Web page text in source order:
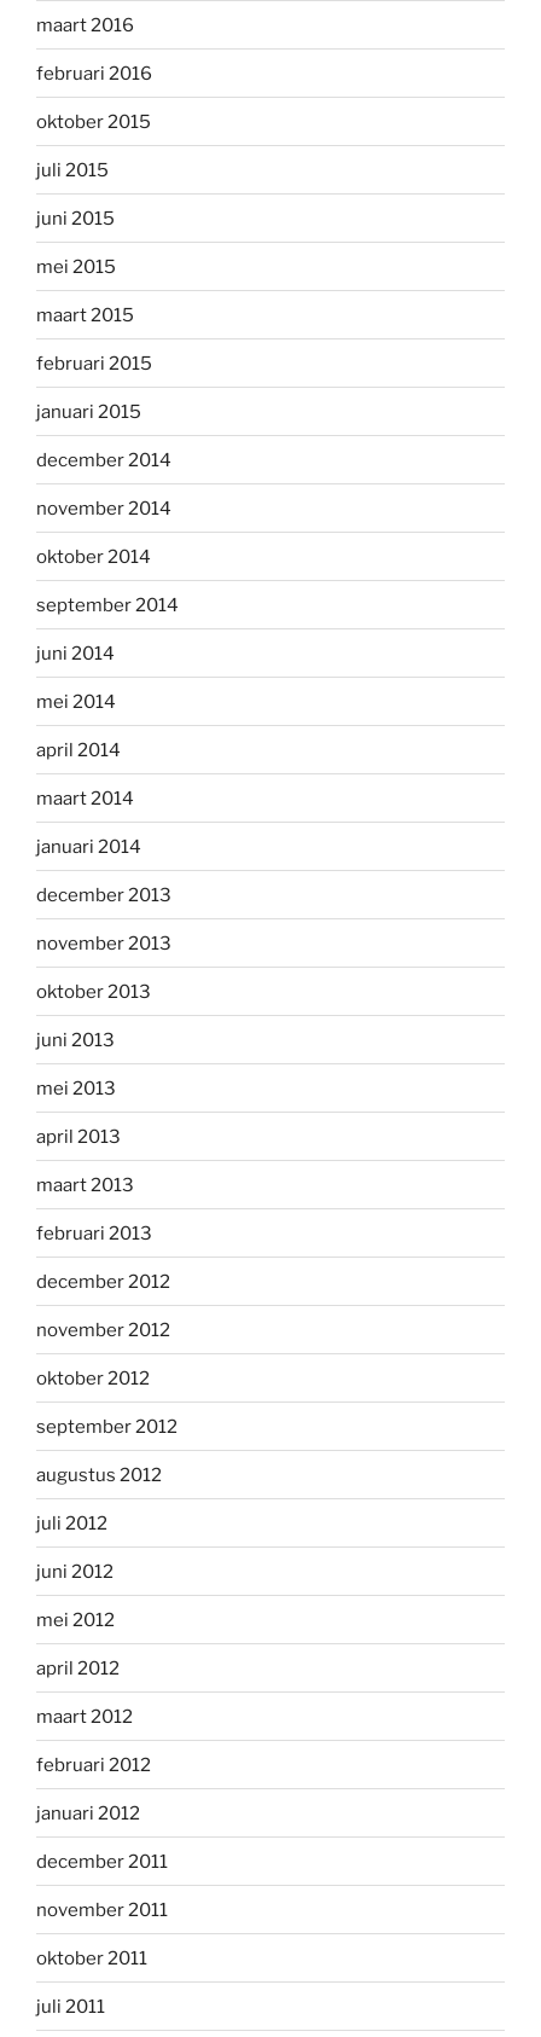
maart 2016
februari 2016
oktober 2015
juli 2015
juni 2015
mei 2015
maart 2015
februari 2015
januari 2015
december 2014
november 2014
oktober 2014
september 2014
juni 2014
mei 2014
april 2014
maart 2014
januari 2014
december 2013
november 2013
oktober 2013
juni 2013
mei 2013
april 2013
maart 2013
februari 2013
december 2012
november 2012
oktober 2012
september 2012
augustus 2012
juli 2012
juni 2012
mei 2012
april 2012
maart 2012
februari 2012
januari 2012
december 2011
november 2011
oktober 2011
juli 2011